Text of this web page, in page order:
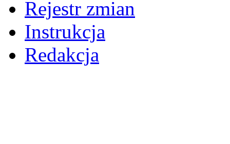
Rejestr zmian
Instrukcja
Redakcja